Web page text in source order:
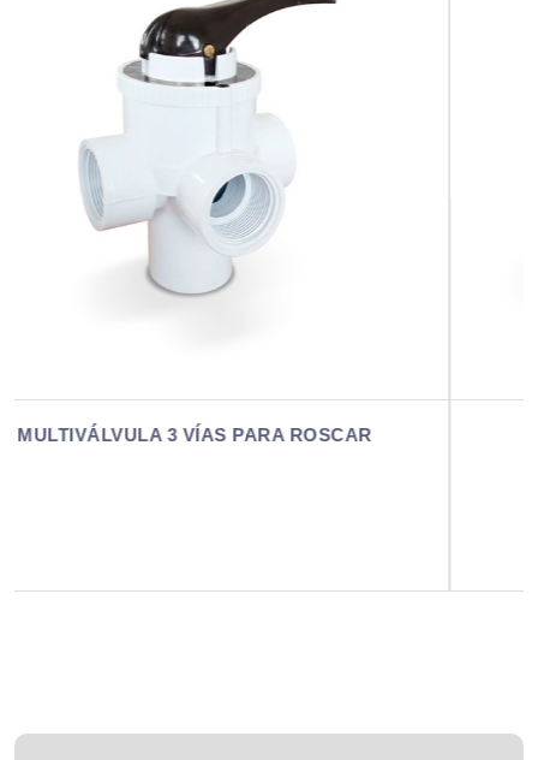
MULTIVÁLVULA 2 VÍAS PARA PEGAR